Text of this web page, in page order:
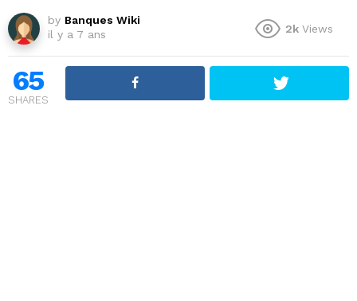
by Banques Wiki
il y a 7 ans
2k Views
65
SHARES